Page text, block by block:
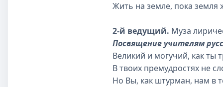
Жить на земле, пока земля
2-й ведущий. Муза
Посвящение учителям
Великий и могучий, как ты
В твоих премудростях не
Но Вы, как штурман, нам в